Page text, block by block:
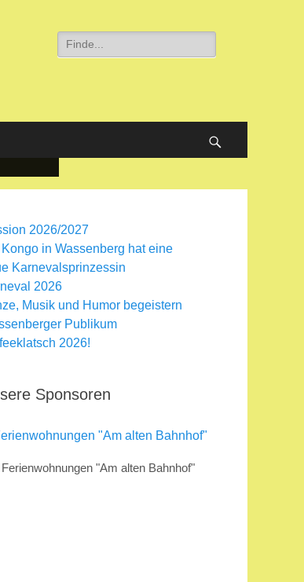
Suche
nach:
2026/2027
Kongo in Wassenberg hat eine
Karnevalsprinzessin
2026
Musik und Humor begeistern
Publikum
2026!
Sponsoren
Ferienwohnungen "Am alten Bahnhof"